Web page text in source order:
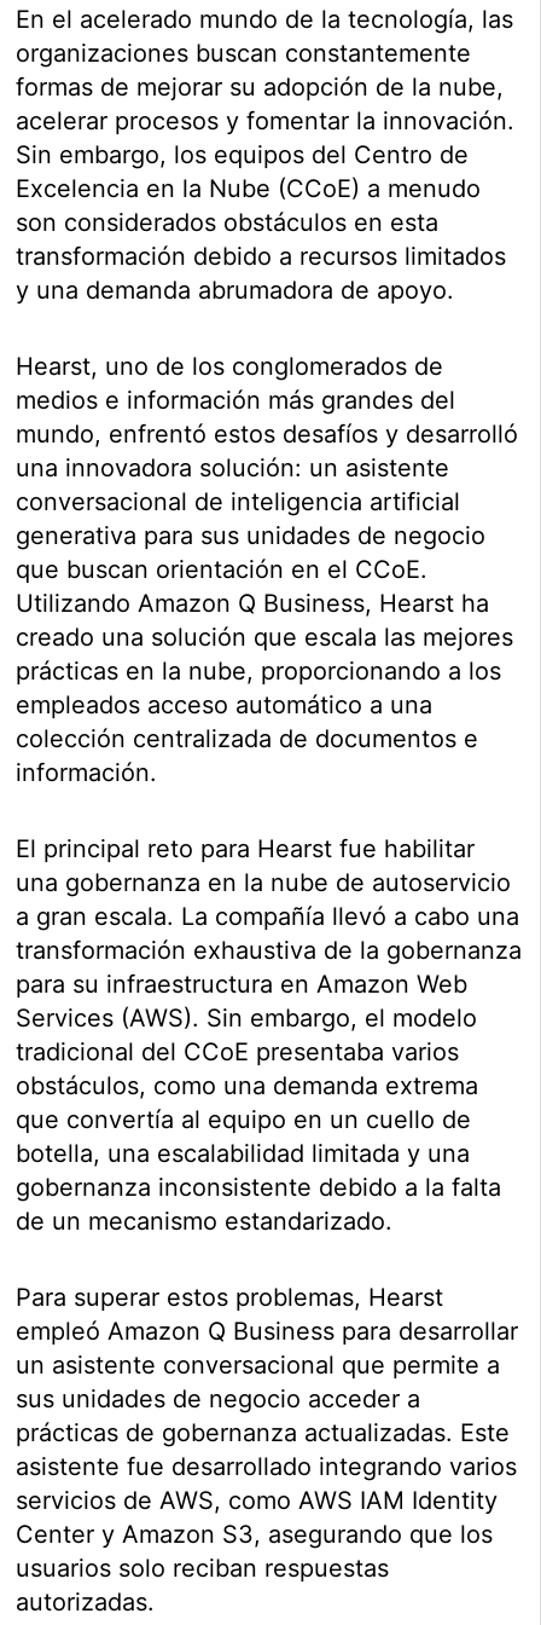
En el acelerado mundo de la tecnología, las
organizaciones buscan constantemente
formas de mejorar su adopción de la nube,
acelerar procesos y fomentar la innovación.
Sin embargo, los equipos del Centro de
Excelencia en la Nube (CCoE) a menudo
son considerados obstáculos en esta
transformación debido a recursos limitados
y una demanda abrumadora de apoyo.
Hearst, uno de los conglomerados de
medios e información más grandes del
mundo, enfrentó estos desafíos y desarrolló
una innovadora solución: un asistente
conversacional de inteligencia artificial
generativa para sus unidades de negocio
que buscan orientación en el CCoE.
Utilizando Amazon Q Business, Hearst ha
creado una solución que escala las mejores
prácticas en la nube, proporcionando a los
empleados acceso automático a una
colección centralizada de documentos e
información.
El principal reto para Hearst fue habilitar
una gobernanza en la nube de autoservicio
a gran escala. La compañía llevó a cabo una
transformación exhaustiva de la gobernanza
para su infraestructura en Amazon Web
Services (AWS). Sin embargo, el modelo
tradicional del CCoE presentaba varios
obstáculos, como una demanda extrema
que convertía al equipo en un cuello de
botella, una escalabilidad limitada y una
gobernanza inconsistente debido a la falta
de un mecanismo estandarizado.
Para superar estos problemas, Hearst
empleó Amazon Q Business para desarrollar
un asistente conversacional que permite a
sus unidades de negocio acceder a
prácticas de gobernanza actualizadas. Este
asistente fue desarrollado integrando varios
servicios de AWS, como AWS IAM Identity
Center y Amazon S3, asegurando que los
usuarios solo reciban respuestas
autorizadas.